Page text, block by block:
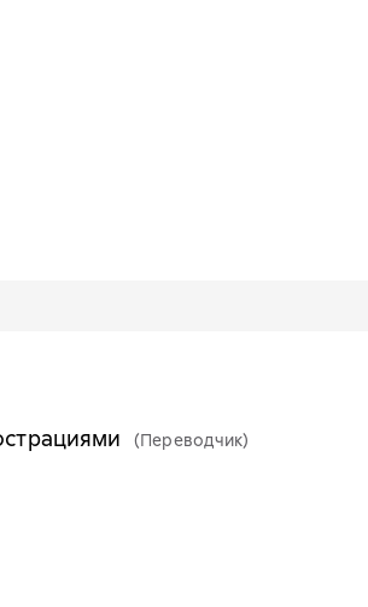
(Переводчик)